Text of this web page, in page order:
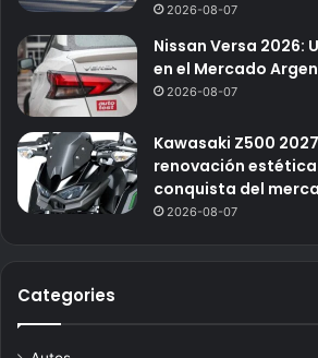
2026-08-07
Nissan Versa 2026:
en el Mercado
2026-08-07
Kawasaki Z500
renovación
conquista del
2026-08-07
Categories